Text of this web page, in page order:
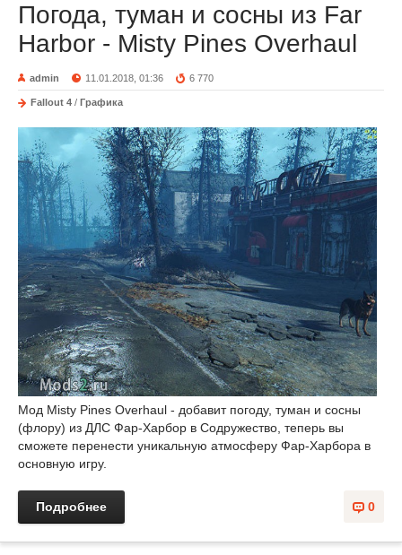
Погода, туман и сосны из Far
Harbor - Misty Pines Overhaul
admin 11.01.2018, 01:36 6 770
Fallout 4 / Графика
Мод Misty Pines Overhaul - добавит погоду, туман и сосны
(флору) из ДЛС Фар-Харбор в Содружество, теперь вы
сможете перенести уникальную атмосферу Фар-Харбора в
основную игру.
0
Подробнее